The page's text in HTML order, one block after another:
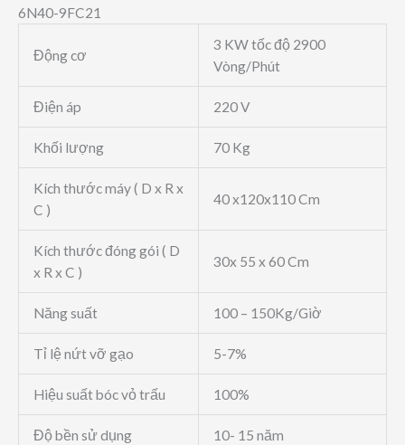
6N40-9FC21
Động cơ
3 KW tốc độ 2900
Vòng/Phút
Điện áp 220 V
Khối lượng 70 Kg
Kích thước máy ( D x R x
C )
40 x120x110 Cm
Kích thước đóng gói ( D
x R x C )
30x 55 x 60 Cm
Năng suất 100 – 150Kg/Giờ
Tỉ lệ nứt vỡ gạo 5-7%
Hiệu suất bóc vỏ trấu 100%
Độ bền sử dụng 10- 15 năm